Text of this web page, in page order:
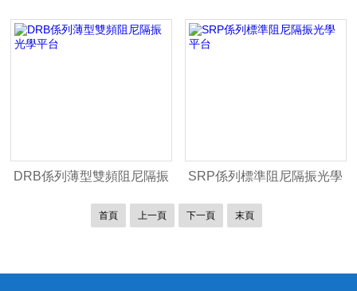
光學平台 光學平台
DRB係列薄型雙頻阻尼隔振
光學平台
SRP係列標準阻尼隔振光學
平台
首頁 上一頁 下一頁 末頁